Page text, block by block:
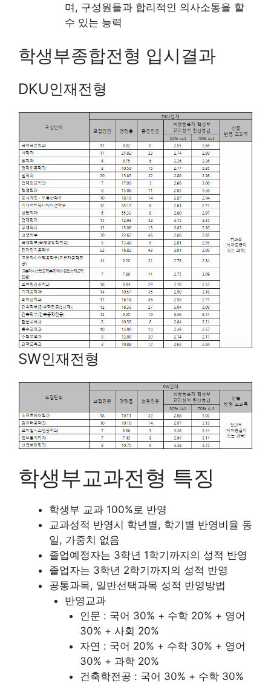
며, 구성원들과 합리적인 의사소통을 할
수 있는 능력
학생부종합전형 입시결과
DKU인재전형
SW인재전형
학생부교과전형 특징
학생부 교과 100%로 반영
교과성적 반영시 학년별, 학기별 반영비율 동
일, 가중치 없음
졸업예정자는 3학년 1학기까지의 성적 반영
졸업자는 3학년 2학기까지의 성적 반영
공통과목, 일반선택과목 성적 반영방법
반영교과
인문 : 국어 30% + 수학 20% + 영어
30% + 사회 20%
자연 : 국어 20% + 수학 30% + 영어
30% + 과학 20%
건축학전공 : 국어 30% + 수학 30%